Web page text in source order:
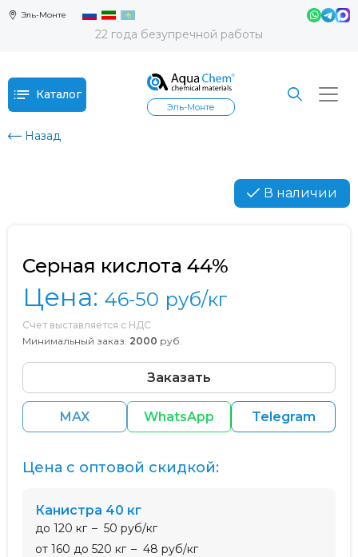
Эль-Монте
22 года безупречной работы
Каталог
Эль-Монте
Назад
В наличии
Серная кислота 44%
Цена: 46-50 руб/кг
Счет выставляется с НДС
Минимальный заказ: 2000 руб.
Заказать
MAX WhatsApp Telegram
Цена с оптовой скидкой:
Канистра 40 кг
до 120 кг
50 руб/кг
от 160 до 520 кг
48 руб/кг